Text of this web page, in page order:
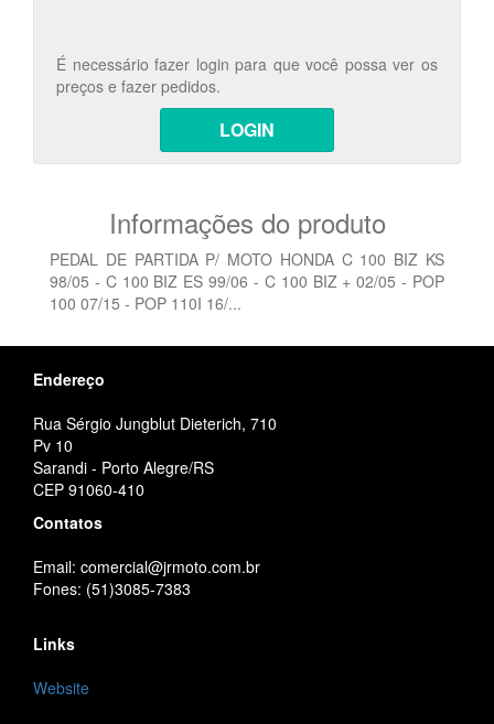
É necessário fazer login para que você possa ver os
preços e fazer pedidos.
LOGIN
Informações do produto
PEDAL DE PARTIDA P/ MOTO HONDA C 100 BIZ KS
98/05 - C 100 BIZ ES 99/06 - C 100 BIZ + 02/05 - POP
100 07/15 - POP 110I 16/...
Endereço
Rua Sérgio Jungblut Dieterich, 710
Pv 10
Sarandi - Porto Alegre/RS
CEP 91060-410
Contatos
Email: comercial@jrmoto.com.br
Fones: (51)3085-7383
Links
Website